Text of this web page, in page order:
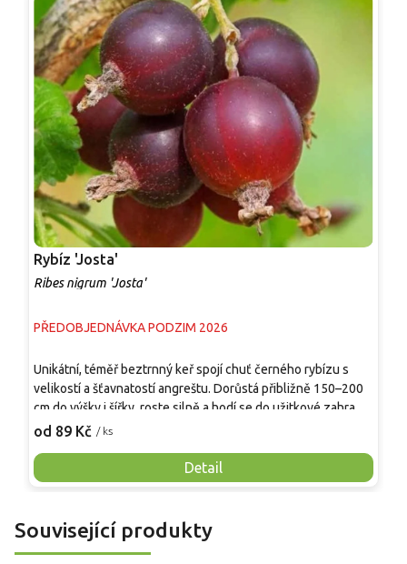
Rybíz 'Josta'
Ribes nigrum 'Josta'
PŘEDOBJEDNÁVKA PODZIM 2026
od 89 Kč / ks
Detail
Unikátní, téměř beztrnný keř spojí chuť černého rybízu s
velikostí a šťavnatostí angreštu. Dorůstá přibližně 150–200
cm do výšky i šířky, roste silně a hodí se do užitkové zahrady,
ovocné řady i jedlého živého plůtku. V červenci až srpnu
hroznech, příjemně sladkokyselé, aromatické a vhodné k
přímé konzumaci, do džemů, šťáv, koláčů i mražení.
Související produkty